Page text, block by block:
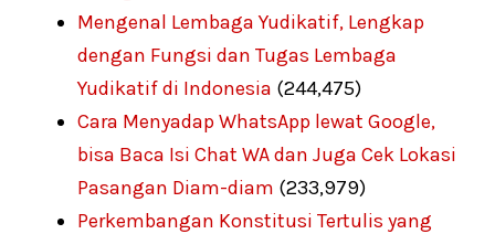
Mengenal Lembaga Yudikatif, Lengkap
dengan Fungsi dan Tugas Lembaga
Yudikatif di Indonesia (244,475)
Cara Menyadap WhatsApp lewat Google,
bisa Baca Isi Chat WA dan Juga Cek Lokasi
Pasangan Diam-diam (233,979)
Perkembangan Konstitusi Tertulis yang